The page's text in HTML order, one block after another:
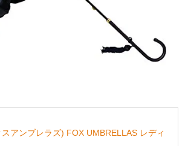
アンブレラズ) FOX UMBRELLAS レディ